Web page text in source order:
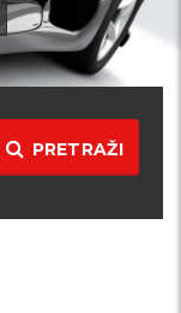
PRETRAŽI